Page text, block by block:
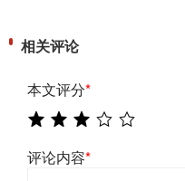
相关评论
本文评分*
评论内容*